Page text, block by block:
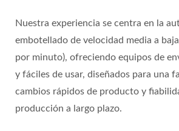
Nuestra experiencia se centra en la
embotellado de velocidad media a
por minuto), ofreciendo equipos de
y fáciles de usar, diseñados para una
cambios rápidos de producto y
producción a largo plazo.